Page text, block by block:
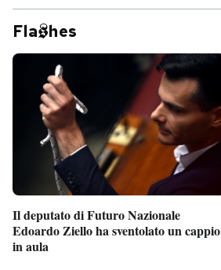
Fla hes
Il deputato di Futuro Nazionale
Edoardo Ziello ha sventolato un cappio
in aula